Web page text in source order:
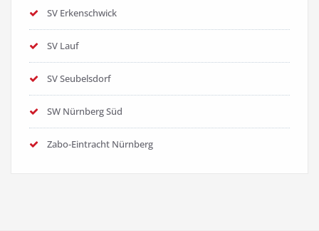
SV Erkenschwick
SV Lauf
SV Seubelsdorf
SW Nürnberg Süd
Zabo-Eintracht Nürnberg